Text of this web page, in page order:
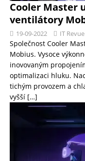
Cooler Master
ventilátory
19-09-2022 IT Revue
Společnost Cooler
Mobius. Vysoce
inovovaným
optimalizaci hluku.
tichým provozem a
vyšší […]